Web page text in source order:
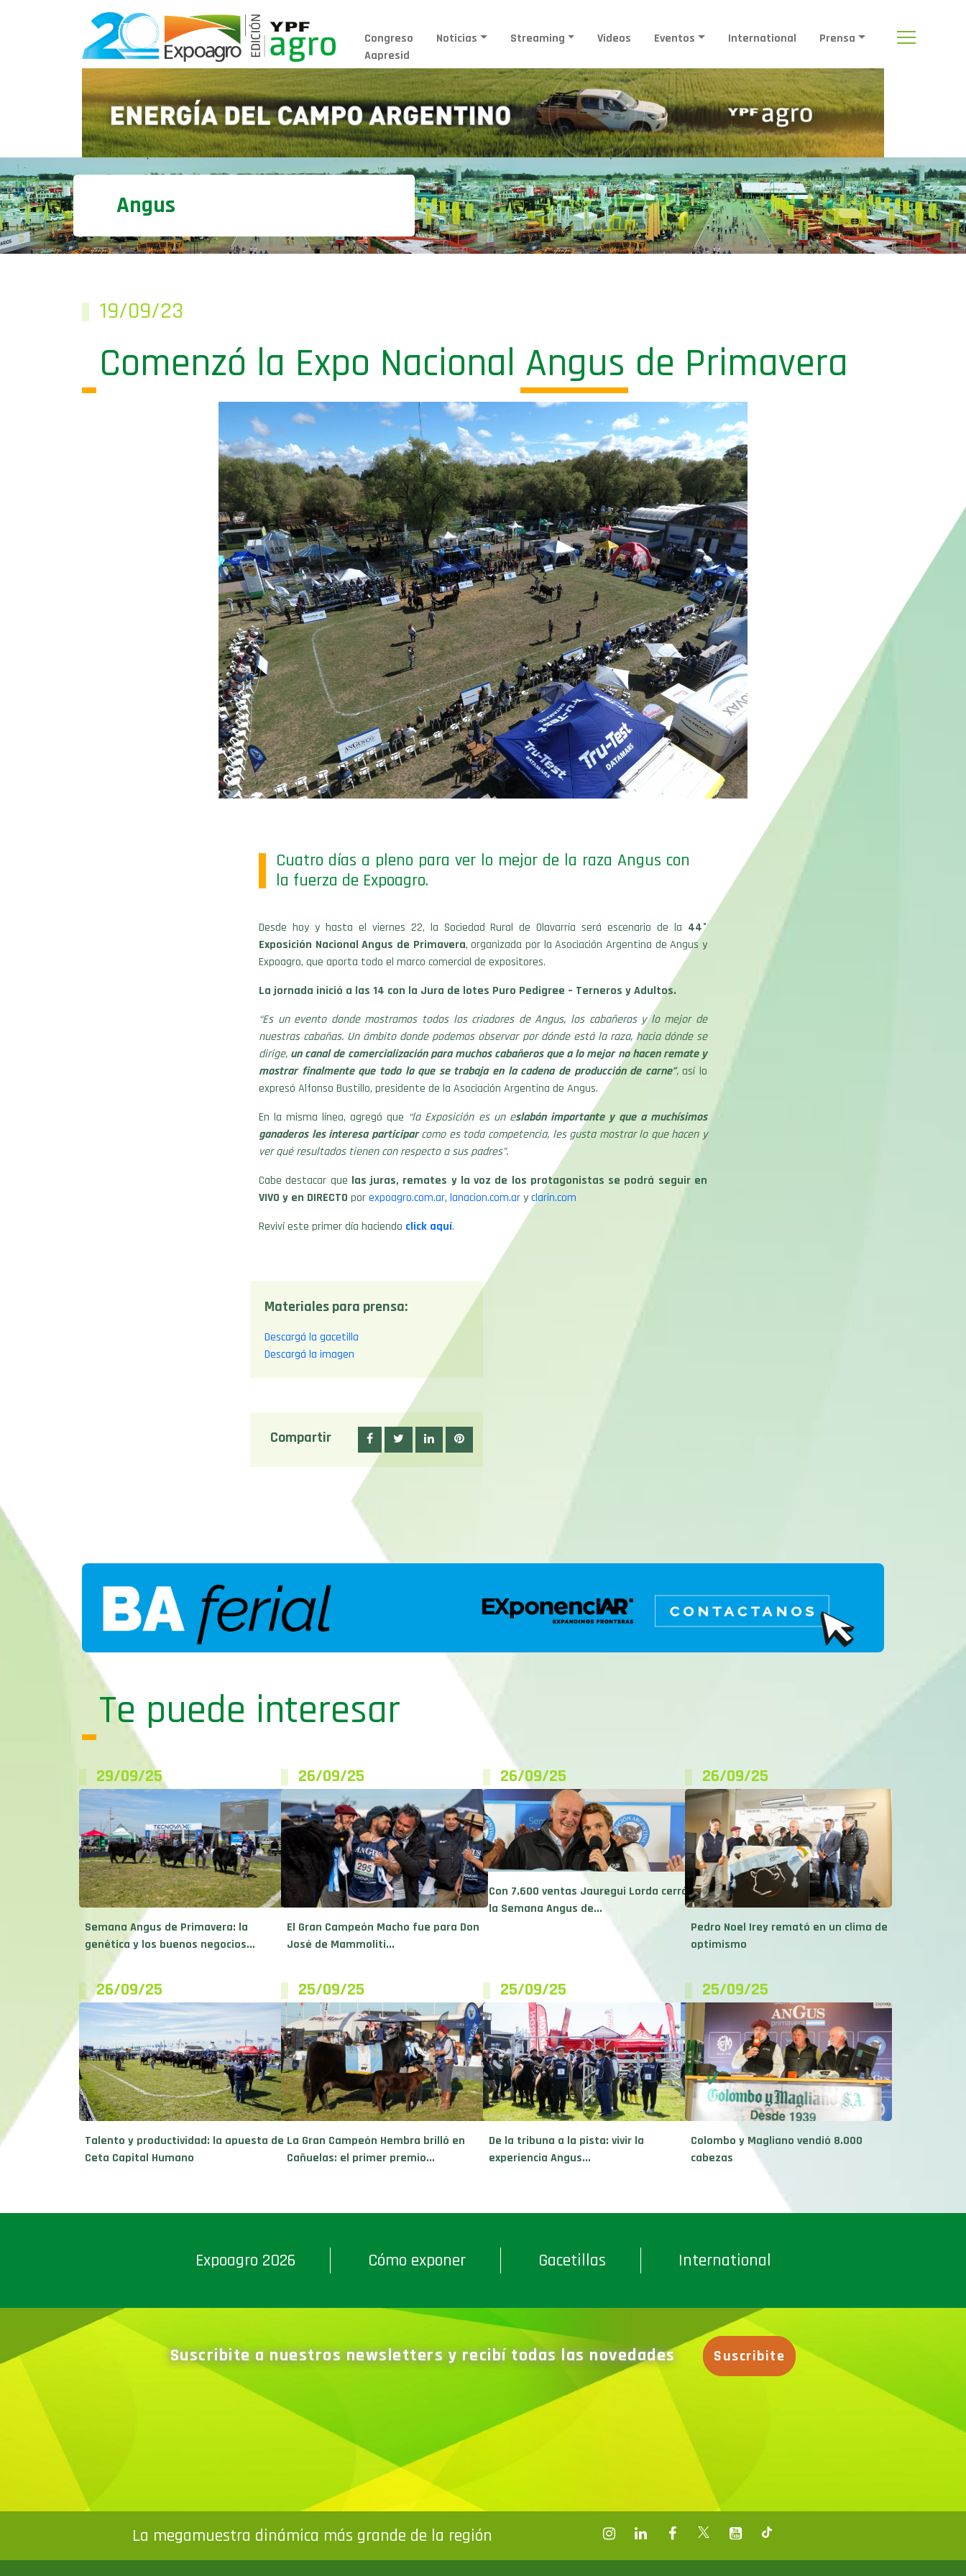
Congreso
Aapresid
Noticias Streaming Videos Eventos International Prensa
Angus
19/09/23
Comenzó la Expo Nacional Angus de Primavera
Cuatro días a pleno para ver lo mejor de la raza Angus con
la fuerza de Expoagro.
Desde hoy y hasta el viernes 22, la Sociedad Rural de Olavarría será escenario de la 44°
Exposición Nacional Angus de Primavera, organizada por la Asociación Argentina de Angus y
Expoagro, que aporta todo el marco comercial de expositores.
La jornada inició a las 14 con la Jura de lotes Puro Pedigree – Terneros y Adultos.
“Es un evento donde mostramos todos los criadores de Angus, los cabañeros y lo mejor de
nuestras cabañas. Un ámbito donde podemos observar por dónde está la raza, hacia dónde se
dirige, un canal de comercialización para muchos cabañeros que a lo mejor no hacen remate y
mostrar finalmente que todo lo que se trabaja en la cadena de producción de carne”,así lo
expresó Alfonso Bustillo, presidente de la Asociación Argentina de Angus.
En la misma línea, agregó que “la Exposición es un eslabón importante y que a muchísimos
ganaderos les interesa participarcomo es toda competencia, les gusta mostrar lo que hacen y
ver qué resultados tienen con respecto a sus padres”.
Cabe destacar que las juras, remates y la voz de los protagonistas se podrá seguir en
VIVO y en DIRECTO porexpoagro.com.ar, lanacion.com.aryclarin.com
Reviví este primer día haciendo click aquí.
Materiales para prensa:
Descargá la gacetilla
Descargá la imagen
Compartir
Te puede interesar
29/09/25
Semana Angus de Primavera: la
genética y los buenos negocios...
26/09/25
El Gran Campeón Macho fue para Don
José de Mammoliti...
26/09/25
Con 7.600 ventas Jauregui Lorda cerró
la Semana Angus de...
26/09/25
Pedro Noel Irey remató en un clima de
optimismo
26/09/25
Talento y productividad: la apuesta de
Ceta Capital Humano
25/09/25
La Gran Campeón Hembra brilló en
Cañuelas: el primer premio...
25/09/25
De la tribuna a la pista: vivir la
experiencia Angus...
25/09/25
Colombo y Magliano vendió 8.000
cabezas
Expoagro 2026 Cómo exponer Gacetillas International
Suscribite a nuestros newsletters y recibí todas las novedades Suscribite
La megamuestra dinámica más grande de la región